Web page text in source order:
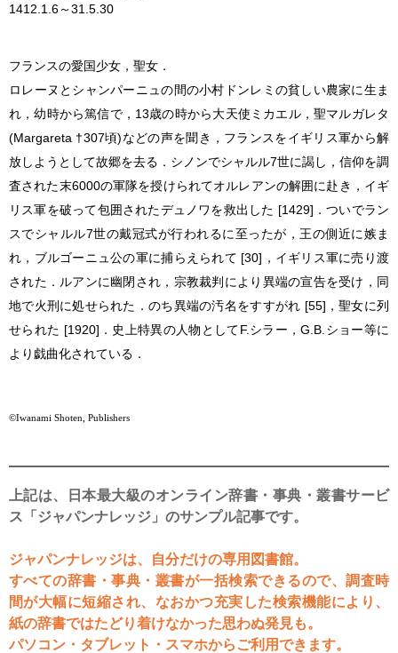
1412.1.6～31.5.30
フランスの愛国少女，聖女．
ロレーヌとシャンパーニュの間の小村ドンレミの貧しい農家に生ま
れ，幼時から篤信で，13歳の時から大天使 ミカエル，聖マルガレタ
(Margareta †307頃)などの声を聞き，フランスをイギリス軍から解
放しようとして故郷を去る．シノンでシャルル7世に謁し，信仰を調
査された末6000の軍隊を授けられてオルレアンの解囲に赴き，イギ
リス軍を破って包囲されたデュノワを救出した [1429]．ついでラン
スでシャルル7世の戴冠式が行われるに至ったが，王の側近に嫉ま
れ，ブルゴーニュ公の軍に捕らえられて [30]，イギリス軍に売り渡
された．ルアンに幽閉され，宗教裁判により異端の宣告を受け，同
地で火刑に処せられた．のち異端の汚名をすすがれ [55]，聖女に列
せられた [1920]．史上特異の人物としてF.シラー ，G.B.ショー等に
より戯曲化されている．
©Iwanami Shoten, Publishers
上記は、日本最大級のオンライン辞書・事典・叢書サービ
ス「ジャパンナレッジ」のサンプル記事です。
ジャパンナレッジは、自分だけの専用図書館。
すべての辞書・事典・叢書が一括検索できるので、調査時
間が大幅に短縮され、なおかつ充実した検索機能により、
紙の辞書ではたどり着けなかった思わぬ発見も。
パソコン・タブレット・スマホからご利用できます。